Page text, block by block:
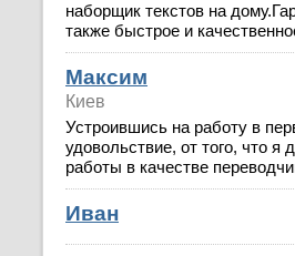
наборщик текстов на
также быстрое и
Максим
Киев
Устроившись на работу в
удовольствие, от того, что
работы в качестве
Иван